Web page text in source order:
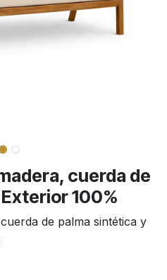
cuerda de
100%
de palma sintética y